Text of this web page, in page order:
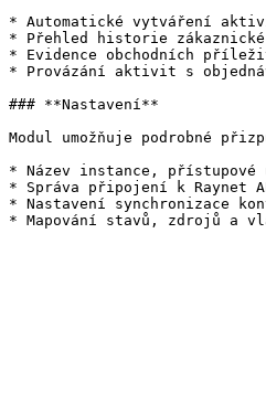
* Automatické vytváření
* Přehled historie zákaznické
* Evidence obchodních
* Provázání aktivit s
### **Nastavení**
Modul umožňuje podrobné
* Název instance,
* Správa připojení k Raynet
* Nastavení synchronizace